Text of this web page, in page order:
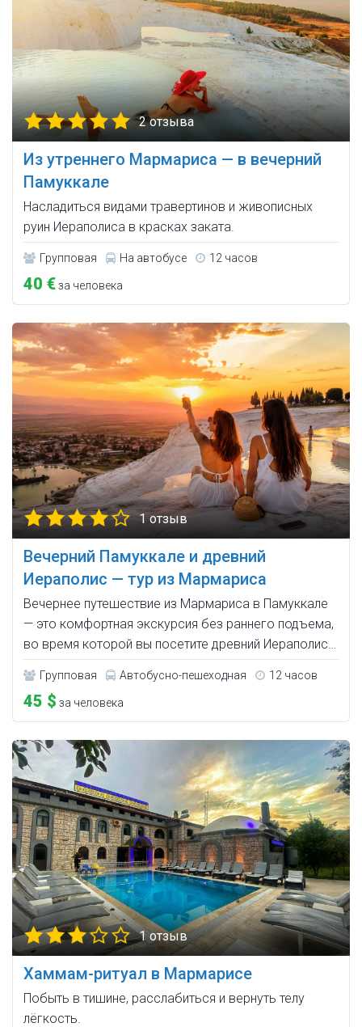
2 отзыва
Из утреннего Мармариса — в вечерний
Памуккале
Насладиться видами травертинов и живописных
руин Иераполиса в красках заката.
Групповая На автобусе 12 часов
40 €за человека
1 отзыв
Вечерний Памуккале и древний
Иераполис — тур из Мармариса
Вечернее путешествие из Мармариса в Памуккале
— это комфортная экскурсия без раннего подъема,
во время которой вы посетите древний Иераполис…
Групповая Автобусно-пешеходная 12 часов
45 $ за человека
1 отзыв
Хаммам-ритуал в Мармарисе
Побыть в тишине, расслабиться и вернуть телу
лёгкость.